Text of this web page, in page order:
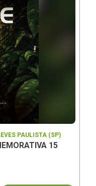
PAULISTA (SP)
15